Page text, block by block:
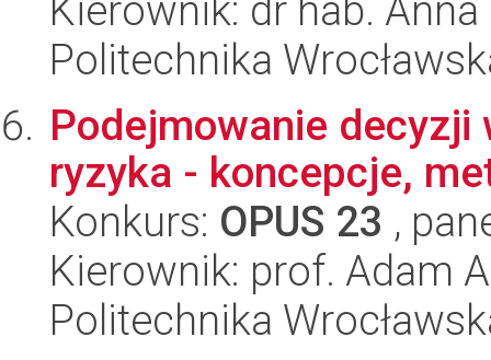
Kierownik: dr hab.
Politechnika
Podejmowanie decyzji
ryzyka - koncepcje,
Konkurs: OPUS 23 ,
Kierownik: prof. Adam
Politechnika